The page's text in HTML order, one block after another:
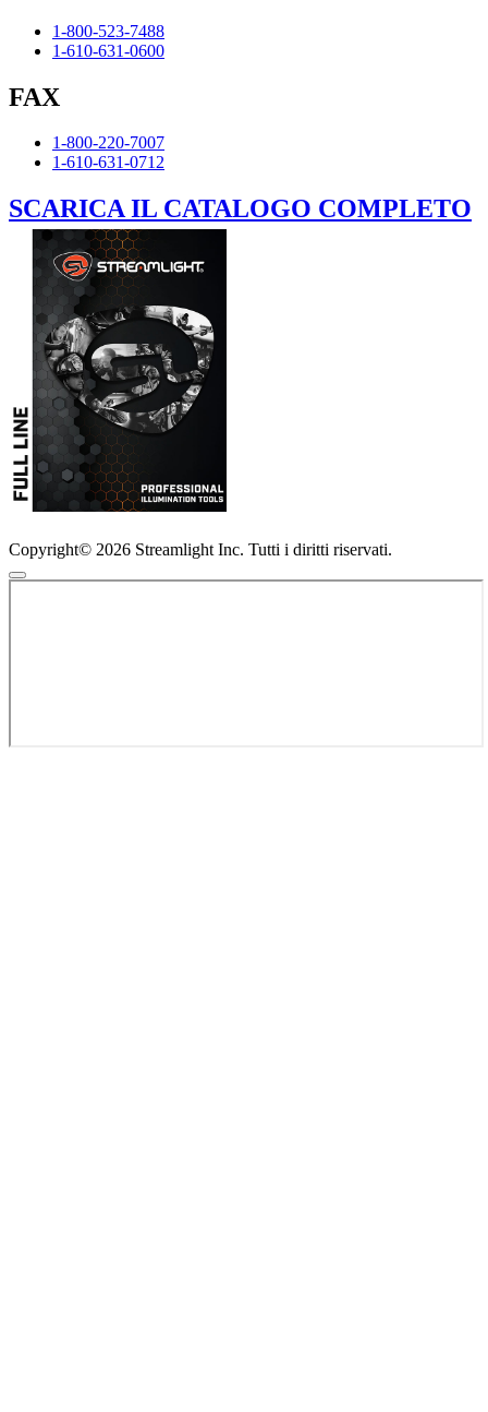
1-800-523-7488
1-610-631-0600
FAX
1-800-220-7007
1-610-631-0712
SCARICA IL CATALOGO COMPLETO
Copyright© 2026 Streamlight Inc. Tutti i diritti riservati.